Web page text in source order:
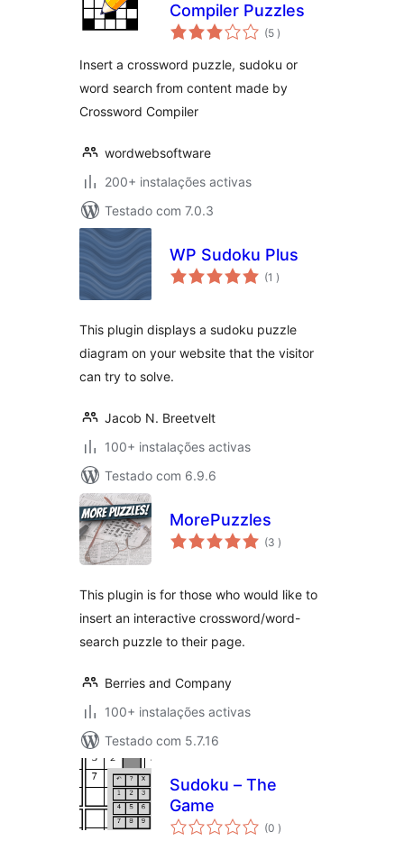
Compiler Puzzles
(5 classificações
)
Insert a crossword puzzle, sudoku or
word search from content made by
Crossword Compiler
wordwebsoftware
200+ instalações activas
Testado com 7.0.3
WP Sudoku Plus
(1 classificações
)
This plugin displays a sudoku puzzle
diagram on your website that the visitor
can try to solve.
Jacob N. Breetvelt
100+ instalações activas
Testado com 6.9.6
MorePuzzles
(3 classificações
)
This plugin is for those who would like to
insert an interactive crossword/word-
search puzzle to their page.
Berries and Company
100+ instalações activas
Testado com 5.7.16
Sudoku – The
Game
(0 classificações
)